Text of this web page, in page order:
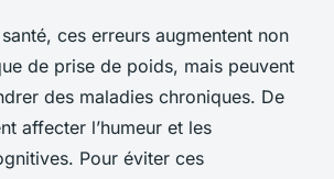
ces erreurs augmentent non
de prise de poids, mais peuvent
des maladies chroniques. De
affecter l’humeur et les
Pour éviter ces